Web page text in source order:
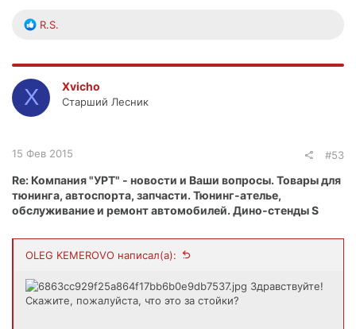
Р
к
ц
и
R.S.
X Xvicho
Старший Лесник
15 Фев 2015 #53
Re: Компания "УРТ" - новости и Ваши вопросы. Товары для
тюнинга, автоспорта, запчасти. Тюнинг-ателье,
обслуживание и ремонт автомобилей. Дино-стенды S
OLEG KEMEROVO написал(а):
Здравствуйте!
Скажите, пожалуйста, что это за стойки?